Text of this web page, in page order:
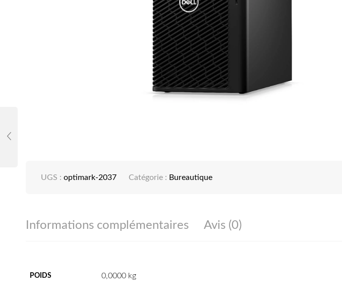
UGS : optimark-2037 Catégorie : Bureautique
Informations complémentaires Avis (0)
POIDS 0,0000 kg